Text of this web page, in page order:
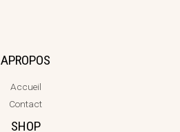
APROPOS
Accueil
Contact
SHOP